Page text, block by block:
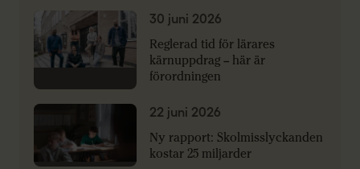
30 juni 2026
Reglerad tid för lärares
kärnuppdrag – här är
förordningen
22 juni 2026
Ny rapport: Skolmisslyckanden
kostar 25 miljarder